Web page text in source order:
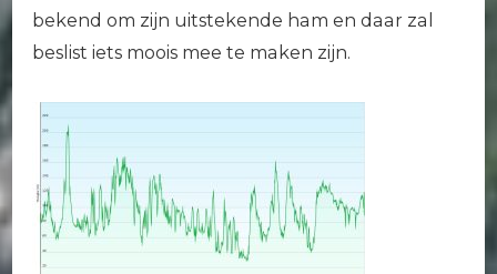
bekend om zijn uitstekende ham en daar zal
beslist iets moois mee te maken zijn.